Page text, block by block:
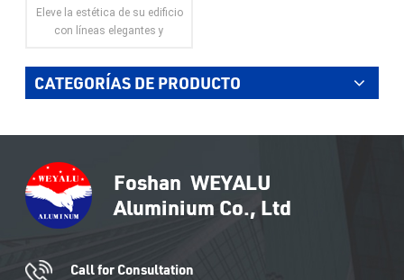
de extrusión de aluminio
Weyalu, tubo cuadrado
sistema de aluminio con
ahorro de energía
Eleve la estética de su edificio
con líneas elegantes y
pulido que complementa
cualquier estilo
arquitectónico.
CATEGORÍAS DE PRODUCTO
Call for Consultation